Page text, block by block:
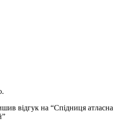
відгук на “Спідниця атласна